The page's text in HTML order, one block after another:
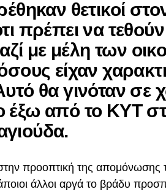
θετικοί
πρέπει να
με μέλη των
είχαν
θα γινόταν σε
έξω από το ΚΥΤ
προοπτική της απομόνωσης
άλλοι αργά το βράδυ